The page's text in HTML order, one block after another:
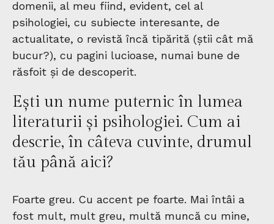
domenii, al meu fiind, evident, cel al
psihologiei, cu subiecte interesante, de
actualitate, o revistă încă tipărită (știi cât mă
bucur?), cu pagini lucioase, numai bune de
răsfoit și de descoperit.
Ești un nume puternic în lumea
literaturii și psihologiei. Cum ai
descrie, în câteva cuvinte, drumul
tău până aici?
Foarte greu. Cu accent pe foarte. Mai întâi a
fost mult, mult greu, multă muncă cu mine,